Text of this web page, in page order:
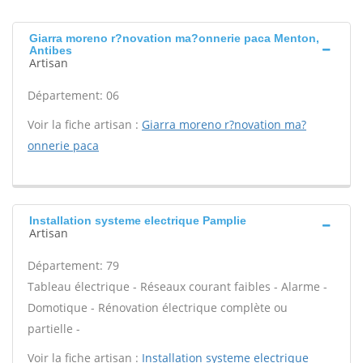
Giarra moreno r?novation ma?onnerie paca Menton,
Antibes
Artisan
Département: 06
Voir la fiche artisan : Giarra moreno r?novation ma?
onnerie paca
Installation systeme electrique Pamplie
Artisan
Département: 79
Tableau électrique - Réseaux courant faibles - Alarme -
Domotique - Rénovation électrique complète ou
partielle -
Voir la fiche artisan : Installation systeme electrique